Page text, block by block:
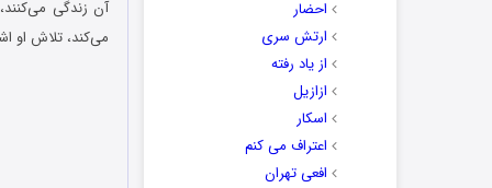
احضار
ارتش سری
از یاد رفته
ازازیل
اسکار
اعتراف می کنم
افعی تهران
آن زندگی
می‌کند، تلاش او